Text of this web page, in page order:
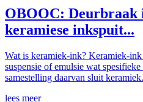
OBOOC: Deurbraak
keramiese inkspuit...
Wat is keramiek-ink? Keramiek-
suspensie of emulsie wat
samestelling daarvan sluit
lees meer